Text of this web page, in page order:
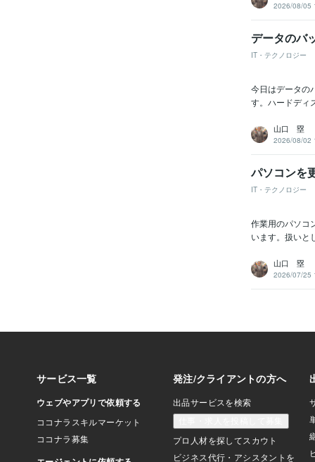
2026/08/05
データのバ
IT・テクノロジー
今日はデータの
す。ハードディ
山口 塁
2026/08/02
パソコンを
IT・テクノロジー
作業用のパソコ
います。扱いと
山口 塁
2026/07/25